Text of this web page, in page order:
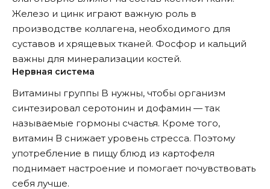
Железо и цинк играют важную роль в
производстве коллагена, необходимого для
суставов и хрящевых тканей. Фосфор и кальций
важны для минерализации костей.
Нервная система
Витамины группы B нужны, чтобы организм
синтезировал серотонин и дофамин — так
называемые гормоны счастья. Кроме того,
витамин В снижает уровень стресса. Поэтому
употребление в пищу блюд из картофеля
поднимает настроение и помогает почувствовать
себя лучше.